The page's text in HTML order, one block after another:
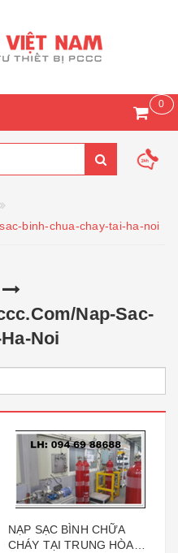
0
binh-chua-chay-tai-ha-noi
nap-Sac-
Noi
NẠP SẠC BÌNH CHỮA
CHÁY TẠI TRUNG HÒA